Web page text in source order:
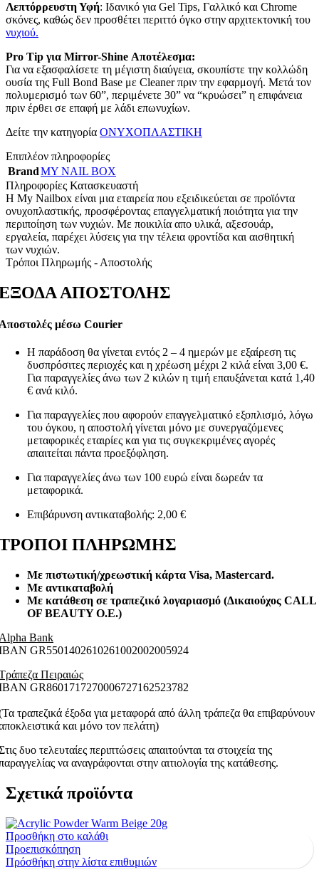
Λεπτόρρευστη Υφή: Ιδανικό για Gel Tips, Γαλλικό και Chrome
σκόνες, καθώς δεν προσθέτει περιττό όγκο στην αρχιτεκτονική του
νυχιού.
Pro Tip για Mirror-Shine Αποτέλεσμα:
Για να εξασφαλίσετε τη μέγιστη διαύγεια, σκουπίστε την κολλώδη
ουσία της Full Bond Base με Cleaner πριν την εφαρμογή. Μετά τον
πολυμερισμό των 60”, περιμένετε 30” να “κρυώσει” η επιφάνεια
πριν έρθει σε επαφή με λάδι επωνυχίων.
Δείτε την κατηγορία ΟΝΥΧΟΠΛΑΣΤΙΚΗ
Επιπλέον πληροφορίες
BrandMY NAIL BOX
Πληροφορίες Κατασκευαστή
Η My Nailbox είναι μια εταιρεία που εξειδικεύεται σε προϊόντα
ονυχοπλαστικής, προσφέροντας επαγγελματική ποιότητα για την
περιποίηση των νυχιών. Με ποικιλία απο υλικά, αξεσουάρ,
εργαλεία, παρέχει λύσεις για την τέλεια φροντίδα και αισθητική
των νυχιών.
Τρόποι Πληρωμής - Αποστολής
ΑΠΟΣΤΟΛΗΣ
μέσω Courier
Η παράδοση θα γίνεται εντός 2 – 4 ημερών με εξαίρεση τις
δυσπρόσιτες περιοχές και η χρέωση μέχρι 2 κιλά είναι 3,00 €.
Για παραγγελίες άνω των 2 κιλών η τιμή επαυξάνεται κατά 1,40
€ ανά κιλό.
Για παραγγελίες που αφορούν επαγγελματικό εξοπλισμό, λόγω
του όγκου, η αποστολή γίνεται μόνο με συνεργαζόμενες
μεταφορικές εταιρίες και για τις συγκεκριμένες αγορές
απαιτείται πάντα προεξόφληση.
Για παραγγελίες άνω των 100 ευρώ είναι δωρεάν τα
μεταφορικά.
Επιβάρυνση αντικαταβολής: 2,00 €
ΠΛΗΡΩΜΗΣ
Με πιστωτική/χρεωστική κάρτα Visa, Mastercard.
Με αντικαταβολή
Με κατάθεση σε τραπεζικό λογαριασμό (Δικαιούχος CALL
OF BEAUTY O.E.)
Bank
GR5501402610261002002005924
Πειραιώς
GR8601717270006727162523782
τραπεζικά έξοδα για μεταφορά από άλλη τράπεζα θα επιβαρύνουν
και μόνο τον πελάτη)
δυο τελευταίες περιπτώσεις απαιτούνται τα στοιχεία της
να αναγράφονται στην αιτιολογία της κατάθεσης.
Σχετικά προϊόντα
Προσθήκη στο καλάθι
Προεπισκόπηση
Πρόσθήκη στην λίστα επιθυμιών